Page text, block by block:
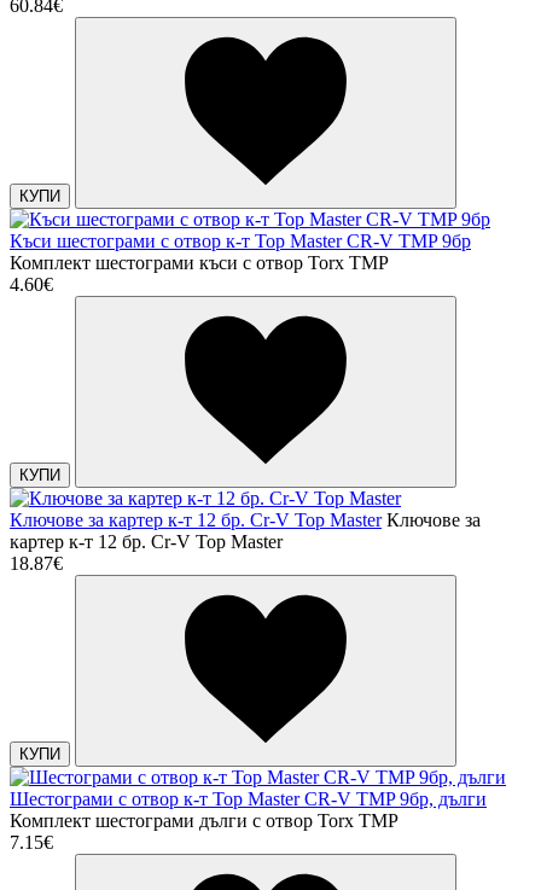
60.84€
КУПИ
Къси шестограми с отвор к-т Top Master CR-V TMP 9бр
Комплект шестограми къси с отвор Torx TMP
4.60€
КУПИ
Ключове за картер к-т 12 бр. Cr-V Top Master Ключове за
картер к-т 12 бр. Cr-V Top Master
18.87€
КУПИ
Шестограми с отвор к-т Top Master CR-V TMP 9бр, дълги
Комплект шестограми дълги с отвор Torx TMP
7.15€